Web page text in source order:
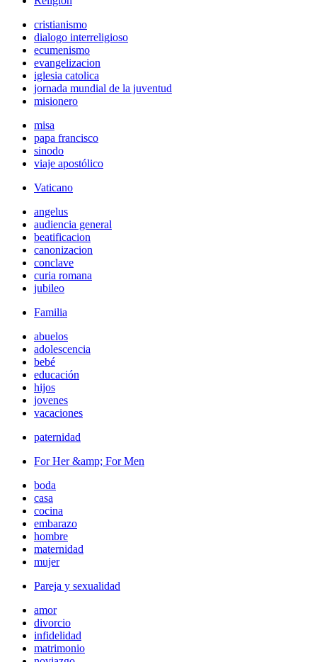
cristianismo
dialogo interreligioso
ecumenismo
evangelizacion
iglesia catolica
jornada mundial de la juventud
misionero
misa
papa francisco
sinodo
viaje apostólico
Vaticano
angelus
audiencia general
beatificacion
canonizacion
conclave
curia romana
jubileo
Familia
abuelos
adolescencia
bebé
educación
hijos
jovenes
vacaciones
paternidad
For Her &amp; For Men
boda
casa
cocina
embarazo
hombre
maternidad
mujer
Pareja y sexualidad
amor
divorcio
infidelidad
matrimonio